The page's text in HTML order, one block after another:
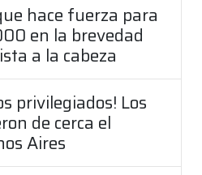
hace fuerza para
en la brevedad
a la cabeza
privilegiados! Los
de cerca el
Aires